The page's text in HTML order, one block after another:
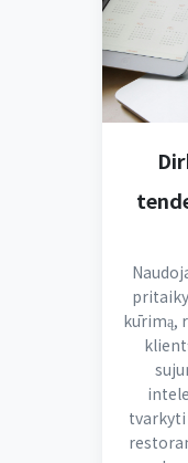
kūrimą,
tvarkyti